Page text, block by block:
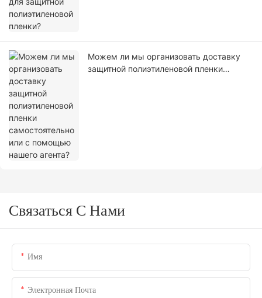
Можем ли мы организовать доставку
защитной полиэтиленовой пленки
Связаться С Нами
Имя
Электронная Почта